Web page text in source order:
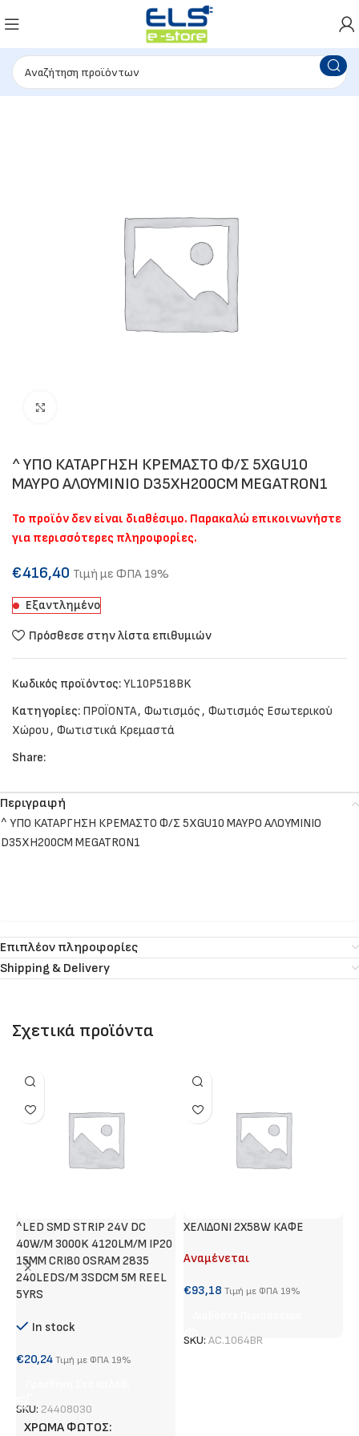
^ ΥΠΟ ΚΑΤΑΡΓΗΣΗ ΚΡΕΜΑΣΤΟ Φ/Σ 5XGU10
ΜΑΥΡΟ ΑΛΟΥΜΙΝΙΟ D35XH200CM MEGATRON1
Το προϊόν δεν είναι διαθέσιμο. Παρακαλώ επικοινωνήστε
για περισσότερες πληροφορίες.
€416,40 Τιμή με ΦΠΑ 19%
Εξαντλημένο
Πρόσθεσε στην λίστα επιθυμιών
Κωδικός προϊόντος:YL10P518BK
Κατηγορίες: ΠΡΟΪΟΝΤΑ, Φωτισμός, Φωτισμός Εσωτερικού
Χώρου, Φωτιστικά Κρεμαστά
Share:
Περιγραφή
^ ΥΠΟ ΚΑΤΑΡΓΗΣΗ ΚΡΕΜΑΣΤΟ Φ/Σ 5XGU10 ΜΑΥΡΟ ΑΛΟΥΜΙΝΙΟ
D35XH200CM MEGATRON1
Επιπλέον πληροφορίες
Shipping & Delivery
Σχετικά προϊόντα
^LED SMD STRIP 24V DC
40W/M 3000K 4120LM/M IP20
15MM CRI80 OSRAM 2835
240LEDS/M 3SDCM 5M REEL
5YRS
In stock
€20,24 Τιμή με ΦΠΑ 19%
SKU: 24408030
ΧΡΏΜΑ ΦΩΤΌΣ
ΧΕΛΙΔΟΝΙ 2X58W ΚΑΦΕ
Αναμένεται
€93,18 Τιμή με ΦΠΑ 19%
SKU: AC.1064BR